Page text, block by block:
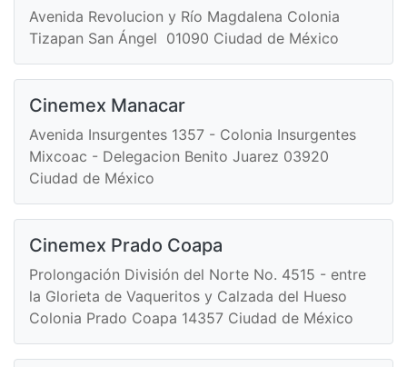
Avenida Revolucion y Río Magdalena Colonia
Tizapan San Ángel 01090 Ciudad de México
Cinemex Manacar
Avenida Insurgentes 1357 - Colonia Insurgentes
Mixcoac - Delegacion Benito Juarez 03920
Ciudad de México
Cinemex Prado Coapa
Prolongación División del Norte No. 4515 - entre
la Glorieta de Vaqueritos y Calzada del Hueso
Colonia Prado Coapa 14357 Ciudad de México